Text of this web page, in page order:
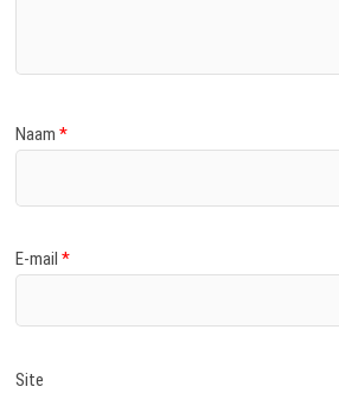
Naam*
E-mail*
Site